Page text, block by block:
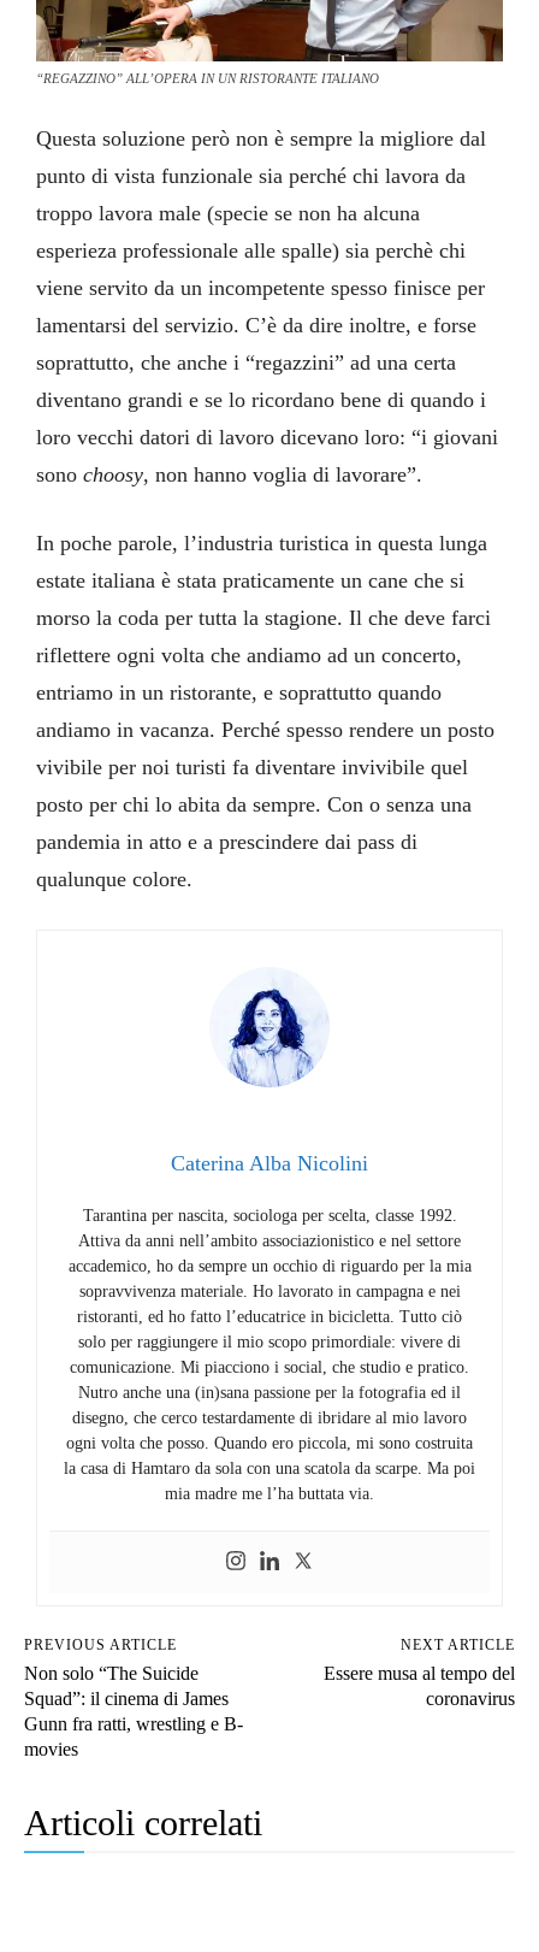
“REGAZZINO” ALL’OPERA IN UN RISTORANTE ITALIANO
Questa soluzione però non è sempre la migliore dal
punto di vista funzionale sia perché chi lavora da
troppo lavora male (specie se non ha alcuna
esperieza professionale alle spalle) sia perchè chi
viene servito da un incompetente spesso finisce per
lamentarsi del servizio. C’è da dire inoltre, e forse
soprattutto, che anche i “regazzini” ad una certa
diventano grandi e se lo ricordano bene di quando i
loro vecchi datori di lavoro dicevano loro: “i giovani
sonochoosy, non hanno voglia di lavorare”.
In poche parole, l’industria turistica in questa lunga
estate italiana è stata praticamente un cane che si
morso la coda per tutta la stagione. Il che deve farci
riflettere ogni volta che andiamo ad un concerto,
entriamo in un ristorante, e soprattutto quando
andiamo in vacanza. Perché spesso rendere un posto
vivibile per noi turisti fa diventare invivibile quel
posto per chi lo abita da sempre. Con o senza una
pandemia in atto e a prescindere dai pass di
qualunque colore.
Caterina Alba Nicolini
Tarantina per nascita, sociologa per scelta, classe 1992.
Attiva da anni nell’ambito associazionistico e nel settore
accademico, ho da sempre un occhio di riguardo per la mia
sopravvivenza materiale. Ho lavorato in campagna e nei
ristoranti, ed ho fatto l’educatrice in bicicletta. Tutto ciò
solo per raggiungere il mio scopo primordiale: vivere di
comunicazione. Mi piacciono i social, che studio e pratico.
Nutro anche una (in)sana passione per la fotografia ed il
disegno, che cerco testardamente di ibridare al mio lavoro
ogni volta che posso. Quando ero piccola, mi sono costruita
la casa di Hamtaro da sola con una scatola da scarpe. Ma poi
mia madre me l’ha buttata via.
PREVIOUS ARTICLE
Non solo “The Suicide
Squad”: il cinema di James
Gunn fra ratti, wrestling e B-
movies
NEXT ARTICLE
Essere musa al tempo del
coronavirus
Articoli correlati